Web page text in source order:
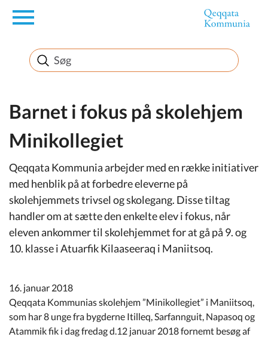
en
Borger
Erhverv
Politik
Turisme
Selvbetjening
Om Kommunen
Barnet i fokus på skolehjem
Minikollegiet
Qeqqata Kommunia arbejder med en række initiativer
med henblik på at forbedre eleverne på
skolehjemmets trivsel og skolegang. Disse tiltag
handler om at sætte den enkelte elev i fokus, når
eleven ankommer til skolehjemmet for at gå på 9. og
10. klasse i Atuarfik Kilaaseeraq i Maniitsoq.
16. januar 2018
Qeqqata Kommunias skolehjem ”Minikollegiet” i Maniitsoq,
som har 8 unge fra bygderne Itilleq, Sarfannguit, Napasoq og
Atammik fik i dag fredag d.12 januar 2018 fornemt besøg af